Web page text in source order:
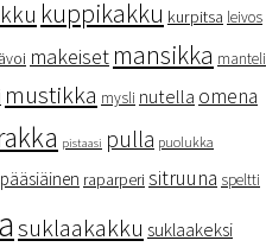
kuppikakku kurpitsa leivos
makeiset mansikka manteli
mustikka mysli nutella omena
pistaasi pulla puolukka
pääsiäinen raparperi sitruuna speltti
suklaakakku suklaakeksi